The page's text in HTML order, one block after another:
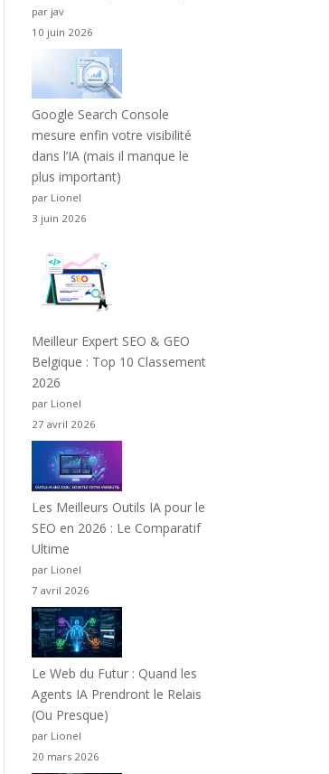
par jav
10 juin 2026
Google Search Console
mesure enfin votre visibilité
dans l’IA (mais il manque le
plus important)
par Lionel
3 juin 2026
Meilleur Expert SEO & GEO
Belgique : Top 10 Classement
2026
par Lionel
27 avril 2026
Les Meilleurs Outils IA pour le
SEO en 2026 : Le Comparatif
Ultime
par Lionel
7 avril 2026
Le Web du Futur : Quand les
Agents IA Prendront le Relais
(Ou Presque)
par Lionel
20 mars 2026